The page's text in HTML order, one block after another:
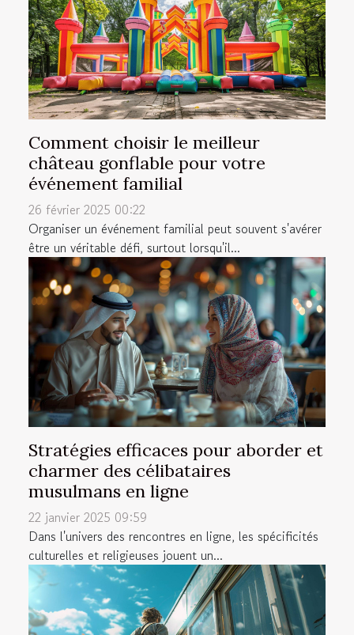
Comment choisir le meilleur
château gonflable pour votre
événement familial
26 février 2025 00:22
Organiser un événement familial peut souvent s'avérer
être un véritable défi, surtout lorsqu'il...
Stratégies efficaces pour aborder et
charmer des célibataires
musulmans en ligne
22 janvier 2025 09:59
Dans l'univers des rencontres en ligne, les spécificités
culturelles et religieuses jouent un...